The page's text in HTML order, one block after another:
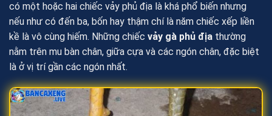
có một hoặc hai chiếc vảy phủ địa là khá phổ biến nhưng
nếu như có đến ba, bốn hay thậm chí là năm chiếc xếp liền
kề là vô cùng hiếm. Những chiếc vảy gà phủ địa thường
nằm trên mu bàn chân, giữa cựa và các ngón chân, đặc biệt
là ở vị trí gần các ngón nhất.